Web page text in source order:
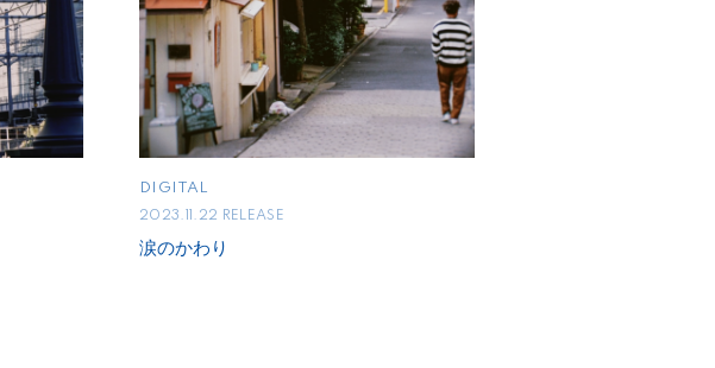
DIGITAL
2023.11.22 RELEASE
涙のかわり